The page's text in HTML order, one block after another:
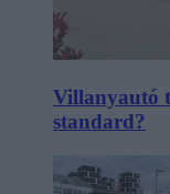
Villanyautó
standard?